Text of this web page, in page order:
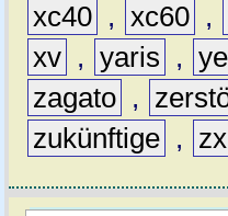
xc40 , xc60 ,
xv , yaris ,
zagato ,
zukünftige , zx